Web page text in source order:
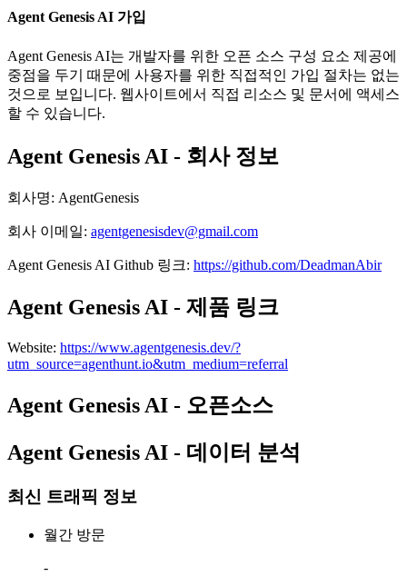
Agent Genesis AI 가입
Agent Genesis AI는 개발자를 위한 오픈 소스 구성 요소 제공에
중점을 두기 때문에 사용자를 위한 직접적인 가입 절차는 없는
것으로 보입니다. 웹사이트에서 직접 리소스 및 문서에 액세스
할 수 있습니다.
Agent Genesis AI - 회사 정보
회사명: AgentGenesis
회사 이메일: agentgenesisdev@gmail.com
Agent Genesis AI Github 링크: https://github.com/DeadmanAbir
Agent Genesis AI - 제품 링크
Website: https://www.agentgenesis.dev/?
utm_source=agenthunt.io&utm_medium=referral
Agent Genesis AI - 오픈소스
Agent Genesis AI - 데이터 분석
최신 트래픽 정보
월간 방문
-